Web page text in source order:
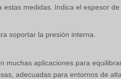
estas medidas. Indica el espesor
soportar la presión interna.
muchas aplicaciones para
adecuadas para entornos de